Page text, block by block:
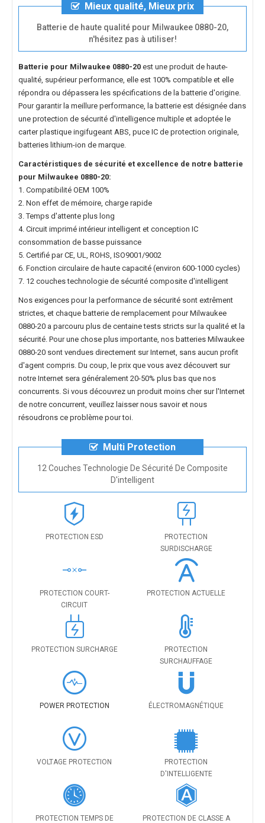
Mieux qualité, Mieux prix
Batterie de haute qualité pour Milwaukee 0880-20,
n'hésitez pas à utiliser!
Batterie pour Milwaukee 0880-20 est une produit de haute-
qualité, supérieur performance, elle est 100% compatible et elle
répondra ou dépassera les spécifications de la batterie d'origine.
Pour garantir la meillure performance, la batterie est désignée dans
une protection de sécurité d'intelligence multiple et adoptée le
carter plastique ingifugeant ABS, puce IC de protection originale,
batteries lithium-ion de marque.
Caractéristiques de sécurité et excellence de notre batterie
pour Milwaukee 0880-20:
1. Compatibilité OEM 100%
2. Non effet de mémoire, charge rapide
3. Temps d'attente plus long
4. Circuit imprimé intérieur intelligent et conception IC
consommation de basse puissance
5. Certifié par CE, UL, ROHS, ISO9001/9002
6. Fonction circulaire de haute capacité (environ 600-1000 cycles)
7. 12 couches technologie de sécurité composite d'intelligent
Nos exigences pour la performance de sécurité sont extrêment
strictes, et chaque batterie de remplacement pour Milwaukee
0880-20 a parcouru plus de centaine tests stricts sur la qualité et la
sécurité. Pour une chose plus importante, nos batteries Milwaukee
0880-20 sont vendues directement sur Internet, sans aucun profit
d'agent compris. Du coup, le prix que vous avez découvert sur
notre Internet sera généralement 20-50% plus bas que nos
concurrents. Si vous découvrez un produit moins cher sur l'Internet
de notre concurrent, veuillez laisser nous savoir et nous
résoudrons ce problème pour toi.
Multi Protection
12 Couches Technologie De Sécurité De Composite
D'intelligent
PROTECTION ESD
PROTECTION
SURDISCHARGE
PROTECTION COURT-
CIRCUIT
PROTECTION ACTUELLE
PROTECTION SURCHARGE
PROTECTION
SURCHAUFFAGE
POWER PROTECTION ÉLECTROMAGNÉTIQUE
VOLTAGE PROTECTION
PROTECTION
D'INTELLIGENTE
PROTECTION TEMPS DE
PROTECTION DE CLASSE A